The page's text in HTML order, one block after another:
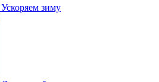
Ускоряем зиму